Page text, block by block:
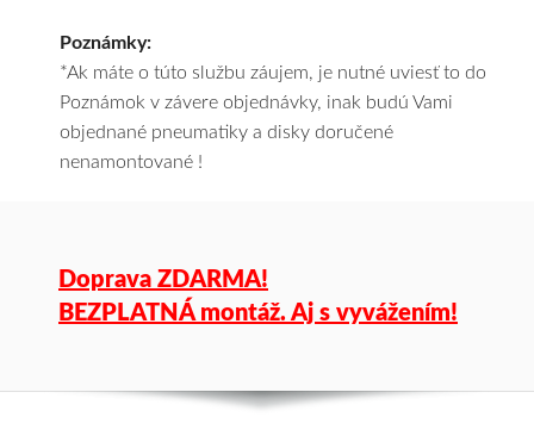
Poznámky:
*Ak máte o túto službu záujem, je nutné uviesť to do
Poznámok v závere objednávky, inak budú Vami
objednané pneumatiky a disky doručené
nenamontované !
Doprava ZDARMA!
BEZPLATNÁ montáž. Aj s vyvážením!